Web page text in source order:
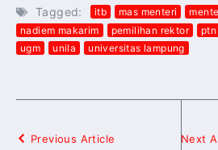
Tagged: itb mas menteri
nadiem makarim
pemilihan rektor ptn
ugm
unila universitas lampung
Previous Article Next